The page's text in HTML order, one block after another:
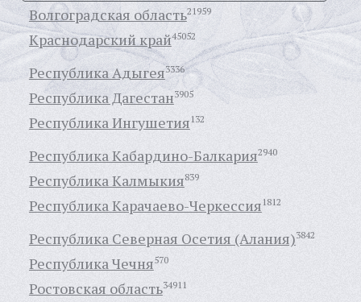
Волгоградская область21959
Краснодарский край45052
Республика Адыгея3336
Республика Дагестан3905
Республика Ингушетия132
Республика Кабардино-Балкария2940
Республика Калмыкия839
Республика Карачаево-Черкессия1812
Республика Северная Осетия (Алания)3842
Республика Чечня570
Ростовская область34911